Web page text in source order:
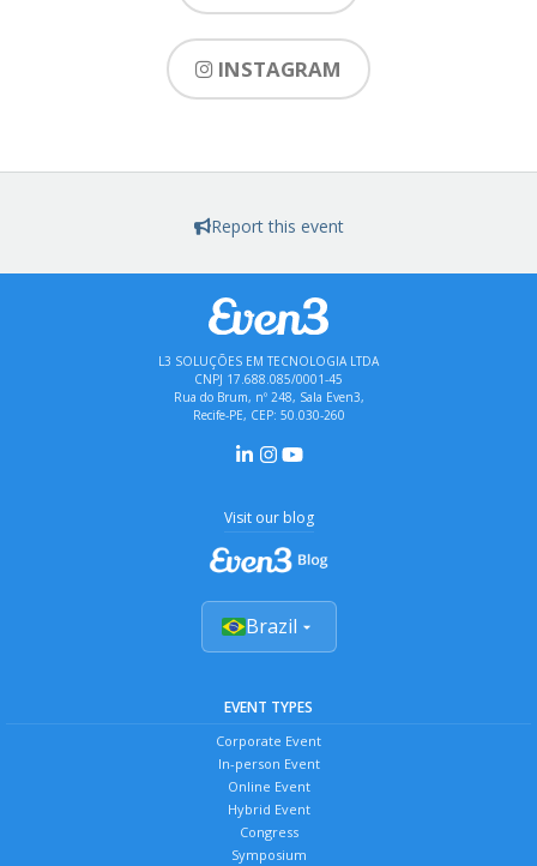
INSTAGRAM
Report this event
L3 SOLUÇÕES EM TECNOLOGIA LTDA
CNPJ 17.688.085/0001-45
Rua do Brum, nº 248, Sala Even3,
Recife-PE, CEP: 50.030-260
Visit our blog
Brazil
EVENT TYPES
Corporate Event
In-person Event
Online Event
Hybrid Event
Congress
Symposium